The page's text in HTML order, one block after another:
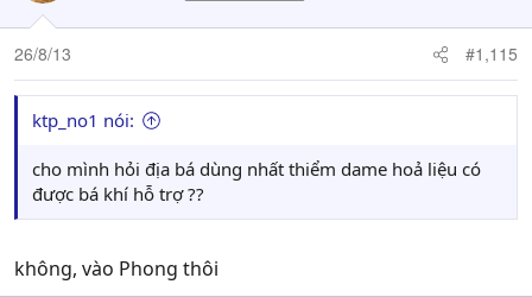
26/8/13 #1,115
ktp_no1 nói:
cho mình hỏi địa bá dùng nhất thiểm dame hoả liệu có
được bá khí hỗ trợ ??
không, vào Phong thôi